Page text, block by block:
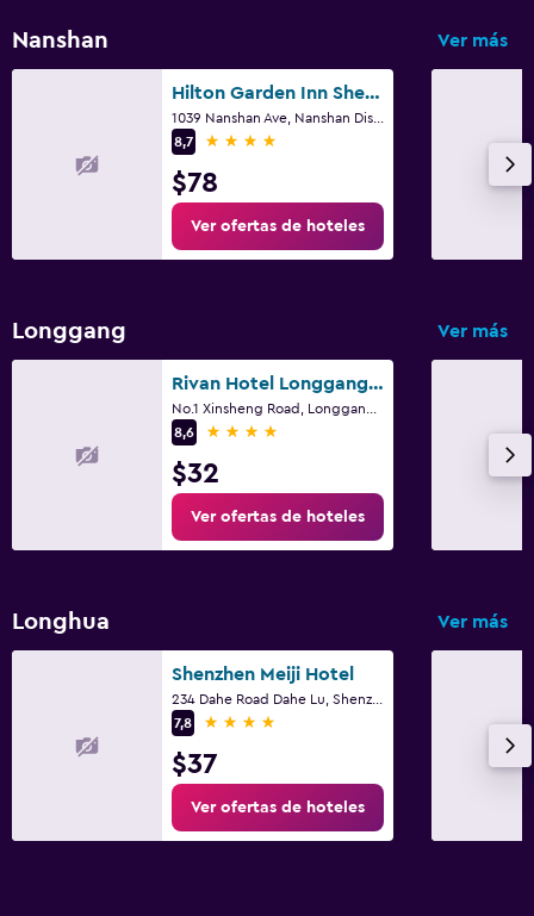
Nanshan Ver más
Hilton Garden Inn Shenzhen Nanshan Avenue
8,7
4 estrellas
$78
Ver ofertas de hoteles
Longgang Ver más
Rivan Hotel Longgang Shenzhen
8,6
4 estrellas
$32
Ver ofertas de hoteles
Longhua Ver más
Shenzhen Meiji Hotel
7,8
4 estrellas
$37
Ver ofertas de hoteles